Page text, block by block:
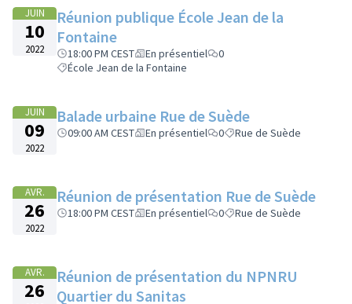
JUIN
10
2022
Réunion publique École Jean de la
Fontaine
18:00 PM CEST En présentiel
0
École Jean de la Fontaine
JUIN
09
2022
Balade urbaine Rue de Suède
09:00 AM CEST En présentiel 0 Rue de Suède
AVR.
26
2022
Réunion de présentation Rue de Suède
18:00 PM CEST En présentiel 0 Rue de Suède
AVR.
26
Réunion de présentation du NPNRU
Quartier du Sanitas